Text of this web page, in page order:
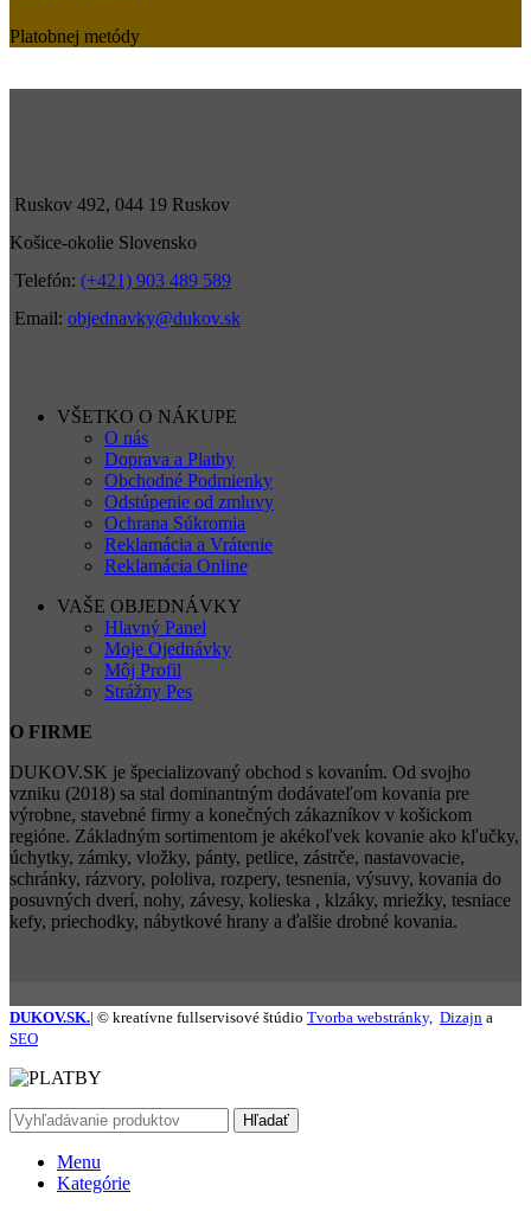
Platobnej metódy
Ruskov 492, 044 19 Ruskov
Košice-okolie Slovensko
Telefón: (+421) 903 489 589
Email: objednavky@dukov.sk
VŠETKO O NÁKUPE
O nás
Doprava a Platby
Obchodné Podmienky
Odstúpenie od zmluvy
Ochrana Súkromia
Reklamácia a Vrátenie
Reklamácia Online
VAŠE OBJEDNÁVKY
Hlavný Panel
Moje Ojednávky
Môj Profil
Strážny Pes
O FIRME
DUKOV.SK je špecializovaný obchod s kovaním. Od svojho
vzniku (2018) sa stal dominantným dodávateľom kovania pre
výrobne, stavebné firmy a konečných zákazníkov v košickom
regióne. Základným sortimentom je akékoľvek kovanie ako kľučky,
úchytky, zámky, vložky, pánty, petlice, zástrče, nastavovacie,
schránky, rázvory, pololiva, rozpery, tesnenia, výsuvy, kovania do
posuvných dverí, nohy, závesy, kolieska , klzáky, mriežky, tesniace
kefy, priechodky, nábytkové hrany a ďalšie drobné kovania.
DUKOV.SK.| © kreatívne fullservisové štúdio Tvorba webstránky, Dizajn a
SEO
Hľadať
Menu
Kategórie